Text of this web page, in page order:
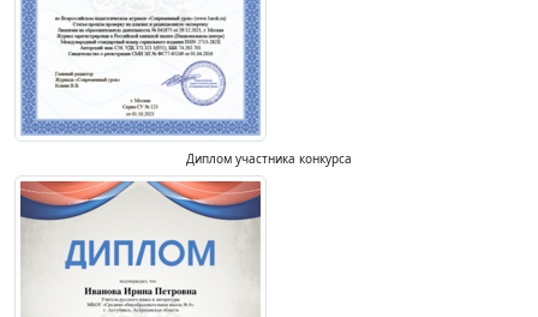
Диплом участника конкурса